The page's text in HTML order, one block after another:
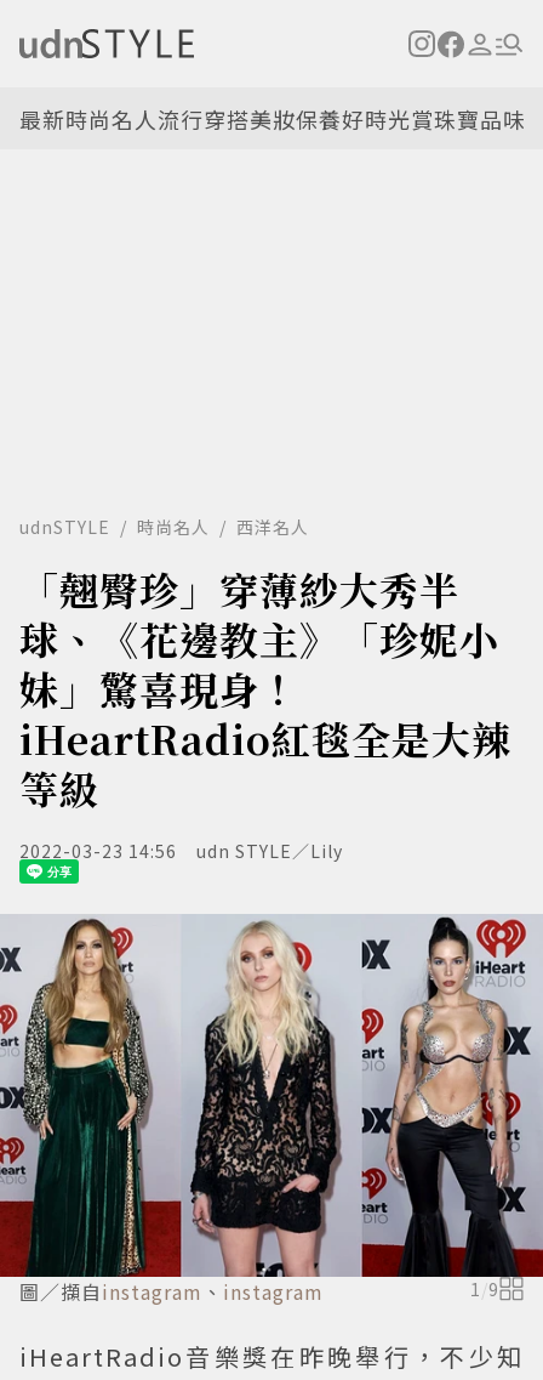
最新時尚名人流行穿搭美妝保養好時光賞珠寶品味
udnSTYLE 時尚名人 西洋名人
「翹臀珍」穿薄紗大秀半
球、《花邊教主》「珍妮小
妹」驚喜現身！
iHeartRadio紅毯全是大辣
等級
2022-03-23 14:56 udn STYLE／Lily
圖／擷自instagram 、 instagram 1 /9
iHeartRadio音樂獎在昨晚舉行，不少知